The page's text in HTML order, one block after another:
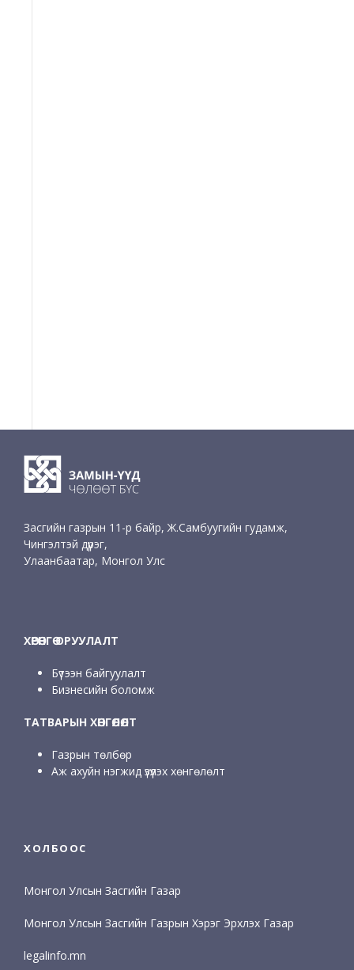
Засгийн газрын 11-р байр, Ж.Самбуугийн гудамж,
Чингэлтэй дүүрэг,
Улаанбаатар, Монгол Улс
ХӨРӨНГӨ ОРУУЛАЛТ
Бүтээн байгуулалт
Бизнесийн боломж
ТАТВАРЫН ХӨНГӨЛӨЛТ
Газрын төлбөр
Аж ахуйн нэгжид үзүүлэх хөнгөлөлт
ХОЛБООС
Монгол Улсын Засгийн Газар
Монгол Улсын Засгийн Газрын Хэрэг Эрхлэх Газар
legalinfo.mn